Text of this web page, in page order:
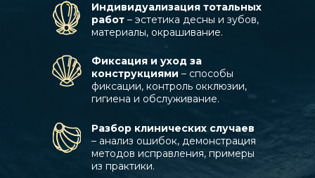
Индивидуализация тотальных
работ – эстетика десны и зубов,
материалы, окрашивание.
Фиксация и уход за
конструкциями – способы
фиксации, контроль окклюзии,
гигиена и обслуживание.
Разбор клинических случаев
– анализ ошибок, демонстрация
методов исправления, примеры
из практики.